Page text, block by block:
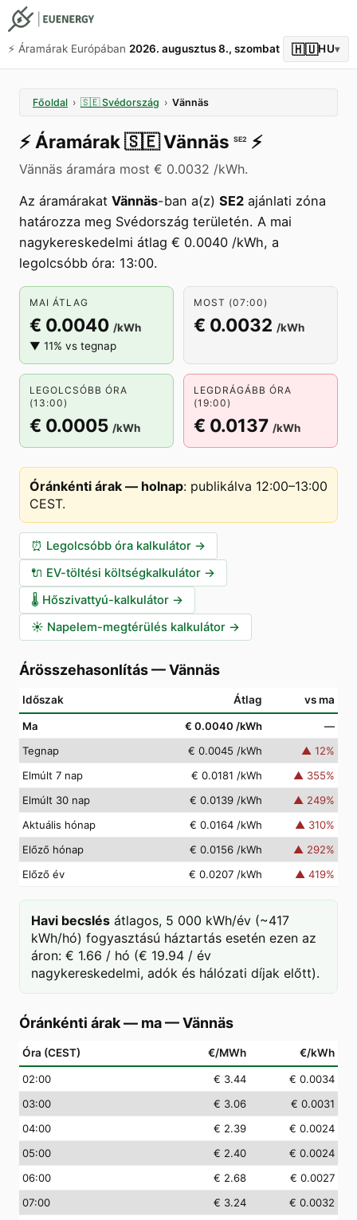
⚡️ Áramárak Európában 2026. augusztus 8., szombat 🇭🇺HU▾
Főoldal › 🇸🇪 Svédország › Vännäs
⚡️ Áramárak🇸🇪Vännäs SE2 ⚡️
Vännäs áramára most € 0.0032 /kWh.
Az áramárakat Vännäs-ban a(z) SE2 ajánlati zóna
határozza meg Svédország területén. A mai
nagykereskedelmi átlag € 0.0040 /kWh, a
legolcsóbb óra: 13:00.
MAI ÁTLAG
€ 0.0040 /kWh
▼ 11% vs tegnap
MOST (07:00)
€ 0.0032 /kWh
LEGOLCSÓBB ÓRA
(13:00)
€ 0.0005 /kWh
LEGDRÁGÁBB ÓRA
(19:00)
€ 0.0137 /kWh
Óránkénti árak — holnap: publikálva 12:00–13:00
CEST.
⏰ Legolcsóbb óra kalkulátor →
🔌 EV-töltési költségkalkulátor →
🌡️ Hőszivattyú-kalkulátor →
☀️ Napelem-megtérülés kalkulátor →
Árösszehasonlítás—Vännäs
Időszak Átlag vs ma
Ma € 0.0040 /kWh
—
Tegnap
€ 0.0045 /kWh ▲ 12%
Elmúlt 7 nap
€ 0.0181 /kWh ▲ 355%
Elmúlt 30 nap
€ 0.0139 /kWh ▲ 249%
Aktuális hónap
€ 0.0164 /kWh ▲ 310%
Előző hónap
€ 0.0156 /kWh ▲ 292%
Előző év
€ 0.0207 /kWh ▲ 419%
Havi becslés átlagos, 5 000 kWh/év (~417
kWh/hó) fogyasztású háztartás esetén ezen az
áron: € 1.66 / hó (€ 19.94 / év
nagykereskedelmi, adók és hálózati díjak előtt).
Óránkénti árak — ma—Vännäs
Óra (CEST) €/MWh €/kWh
02:00 € 3.44
€ 0.0034
03:00 € 3.06
€ 0.0031
04:00 € 2.39
€ 0.0024
05:00 € 2.40
€ 0.0024
06:00 € 2.68
€ 0.0027
07:00 € 3.24
€ 0.0032